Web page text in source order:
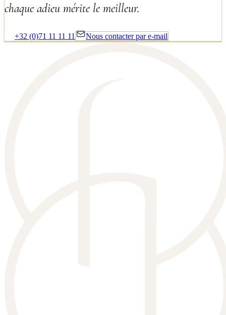
chaque adieu mérite le meilleur.
+32 (0)71 11 11 11 Nous contacter par e-mail